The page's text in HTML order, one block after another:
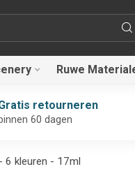
Ruwe
retourneren
binnen 60 dagen
6 kleuren - 17ml